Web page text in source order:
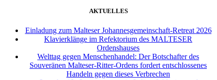
AKTUELLES
Einladung zum Malteser Johannesgemeinschaft-Retreat 2026
Klavierklänge im Refektorium des MALTESER
Ordenshauses
Welttag gegen Menschenhandel: Der Botschafter des
Souveränen Malteser-Ritter-Ordens fordert entschlossenes
Handeln gegen dieses Verbrechen